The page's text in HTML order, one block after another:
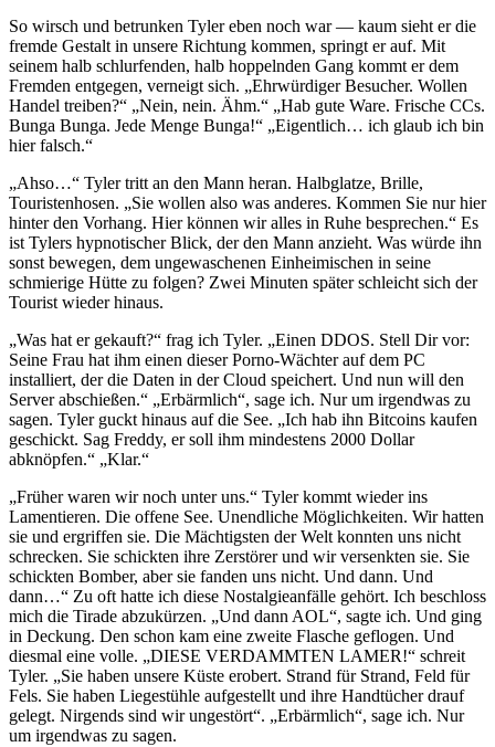
So wirsch und betrunken Tyler eben noch war — kaum sieht er die
fremde Gestalt in unsere Richtung kommen, springt er auf. Mit
seinem halb schlurfenden, halb hoppelnden Gang kommt er dem
Fremden entgegen, verneigt sich. „Ehrwürdiger Besucher. Wollen
Handel treiben?“ „Nein, nein. Ähm.“ „Hab gute Ware. Frische CCs.
Bunga Bunga. Jede Menge Bunga!“ „Eigentlich… ich glaub ich bin
hier falsch.“
„Ahso…“ Tyler tritt an den Mann heran. Halbglatze, Brille,
Touristenhosen. „Sie wollen also was anderes. Kommen Sie nur hier
hinter den Vorhang. Hier können wir alles in Ruhe besprechen.“ Es
ist Tylers hypnotischer Blick, der den Mann anzieht. Was würde ihn
sonst bewegen, dem ungewaschenen Einheimischen in seine
schmierige Hütte zu folgen? Zwei Minuten später schleicht sich der
Tourist wieder hinaus.
„Was hat er gekauft?“ frag ich Tyler. „Einen DDOS. Stell Dir vor:
Seine Frau hat ihm einen dieser Porno-Wächter auf dem PC
installiert, der die Daten in der Cloud speichert. Und nun will den
Server abschießen.“ „Erbärmlich“, sage ich. Nur um irgendwas zu
sagen. Tyler guckt hinaus auf die See. „Ich hab ihn Bitcoins kaufen
geschickt. Sag Freddy, er soll ihm mindestens 2000 Dollar
abknöpfen.“ „Klar.“
„Früher waren wir noch unter uns.“ Tyler kommt wieder ins
Lamentieren. Die offene See. Unendliche Möglichkeiten. Wir hatten
sie und ergriffen sie. Die Mächtigsten der Welt konnten uns nicht
schrecken. Sie schickten ihre Zerstörer und wir versenkten sie. Sie
schickten Bomber, aber sie fanden uns nicht. Und dann. Und
dann…“ Zu oft hatte ich diese Nostalgieanfälle gehört. Ich beschloss
mich die Tirade abzukürzen. „Und dann AOL“, sagte ich. Und ging
in Deckung. Den schon kam eine zweite Flasche geflogen. Und
diesmal eine volle. „DIESE VERDAMMTEN LAMER!“ schreit
Tyler. „Sie haben unsere Küste erobert. Strand für Strand, Feld für
Fels. Sie haben Liegestühle aufgestellt und ihre Handtücher drauf
gelegt. Nirgends sind wir ungestört“. „Erbärmlich“, sage ich. Nur
um irgendwas zu sagen.